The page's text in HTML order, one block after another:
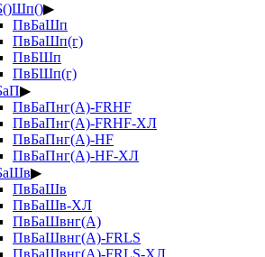
▶
ПвБаШп
ПвБаШп(г)
ПвБШп
ПвБШп(г)
▶
ПвБаПнг(А)-FRHF
ПвБаПнг(А)-FRHF-ХЛ
ПвБаПнг(А)-HF
ПвБаПнг(А)-HF-ХЛ
▶
ПвБаШв
ПвБаШв-ХЛ
ПвБаШвнг(А)
ПвБаШвнг(А)-FRLS
ПвБаШвнг(А)-FRLS-ХЛ